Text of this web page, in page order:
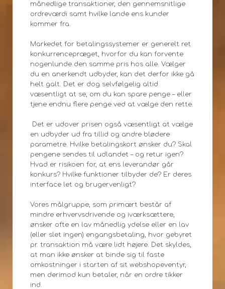
månedlige transaktioner, den gennemsnitlige
ordreværdi samt hvilke lande ens kunder
kommer fra.
Markedet for betalingssystemer er generelt ret
konkurrencepræget, hvorfor du kan forvente
nogenlunde den samme pris hos alle. Vælger
du en anerkendt udbyder, kan det derfor ikke gå
helt galt. Det er dog selvfølgelig altid
væsentligt at se, om du kan spare penge – eller
tjene endnu flere penge ved at vælge den rette.
Det er udover prisen også væsentligt at vælge
en udbyder ud fra tillid og andre blødere
parametre. Hvilke betalingskort ønsker du? Skal
pengene sendes til udlandet – og retur igen?
Hvad er risikoen for, at ens leverandør går
konkurs? Hvilke funktioner tilbyder de? Er deres
interface let og brugervenligt?
Vores målgruppe, som primært består af
mindre erhvervsdrivende og iværksættere,
ønsker ofte en lav månedlig ydelse eller en lav
(eller slet ingen) engangsbetaling, hvor gebyret
pr. transaktion må være lidt højere. Det skyldes,
at man ikke ønsker at binde sig til faste
omkostninger i starten af sit webshopeventyr,
men derimod kun betaler, når en ordre tikker
ind.